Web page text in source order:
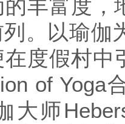
丰富度，
。以瑜伽
度假村中
of Yoga
大师